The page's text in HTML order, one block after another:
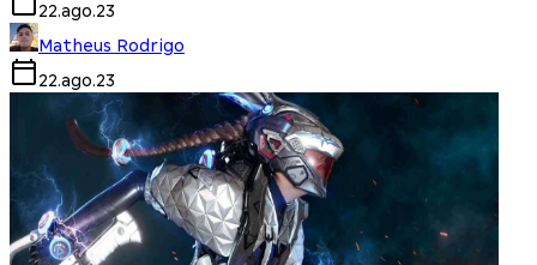
22.ago.23
Matheus Rodrigo
22.ago.23